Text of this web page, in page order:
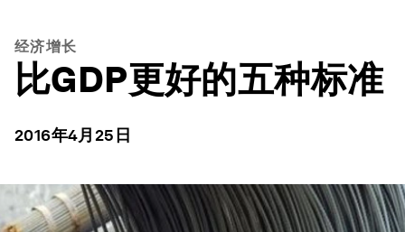
经济增长
比GDP更好的五种标准
2016年4月25日